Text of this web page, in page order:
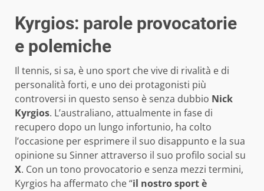
Kyrgios: parole provocatorie
e polemiche
Il tennis, si sa, è uno sport che vive di rivalità e di
personalità forti, e uno dei protagonisti più
controversi in questo senso è senza dubbio Nick
Kyrgios. L’australiano, attualmente in fase di
recupero dopo un lungo infortunio, ha colto
l’occasione per esprimere il suo disappunto e la sua
opinione su Sinner attraverso il suo profilo social su
X. Con un tono provocatorio e senza mezzi termini,
Kyrgios ha affermato che “il nostro sport è